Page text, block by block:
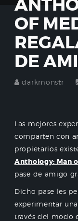
OF
DE
darkmonstr
Las mejores
comparten con
propietarios
Anthology: Man
pase de amigo
Dicho pase les
experimentar
través del modo